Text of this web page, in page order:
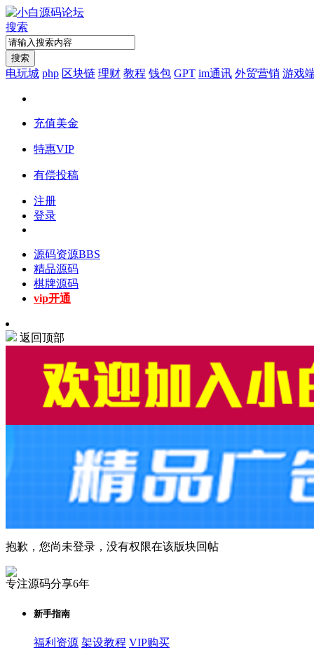
搜索
搜索
电玩城 php 区块链 理财 教程 钱包 GPT im通讯 外贸营销 游戏
充值美金
特惠VIP
有偿投稿
注册
登录
源码资源BBS
精品源码
棋牌源码
vip开通
返回顶部
抱歉，您尚未登录，没有权限在该版块回帖
专注源码分享6年
新手指南
福利资源 架设教程 VIP购买